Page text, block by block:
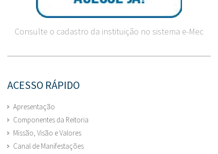
Consulte o cadastro da instituição no sistema e-Mec
ACESSO RÁPIDO
Apresentação
Componentes da Reitoria
Missão, Visão e Valores
Canal de Manifestações